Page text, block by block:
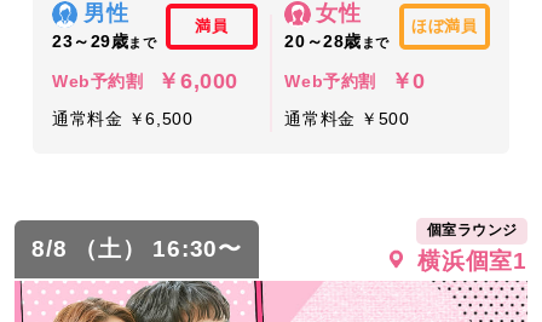
男性
23～29歳まで
満員
Web予約割 ￥6,000
通常料金 ￥6,500
女性
20～28歳 まで
ほぼ満員
Web予約割 ￥0
通常料金 ￥500
8/8 （土） 16:30〜
個室ラウンジ
横浜個室1